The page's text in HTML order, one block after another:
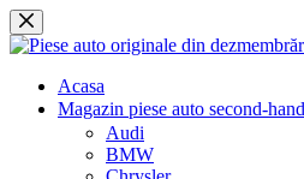
Sari
la
Acasa
Magazin piese auto second-
Audi
BMW